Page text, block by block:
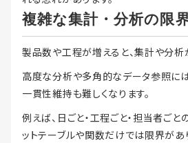
複雑な集計・分析の限
製品数や工程が増えると、集計や分析
高度な分析や多角的なデータ参照に
一貫性維持も難しくなります。
例えば、日ごと・工程ごと・担当者ご
ットテーブルや関数だけでは限界があ